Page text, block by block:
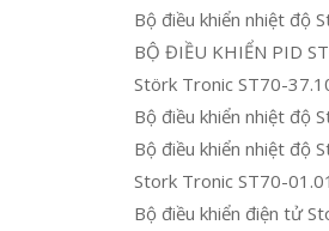
Bộ điều khiển nhiệt độ
BỘ ĐIỀU KHIỂN PID
Störk Tronic ST70-
Bộ điều khiển nhiệt độ
Bộ điều khiển nhiệt độ
Stork Tronic ST70-
Bộ điều khiển điện tử